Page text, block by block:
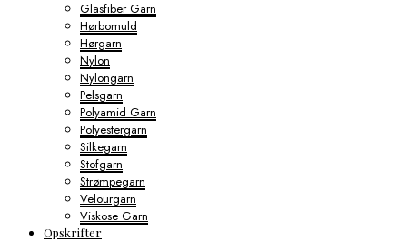
Glasfiber Garn
Hørbomuld
Hørgarn
Nylon
Nylongarn
Pelsgarn
Polyamid Garn
Polyestergarn
Silkegarn
Stofgarn
Strømpegarn
Velourgarn
Viskose Garn
Opskrifter